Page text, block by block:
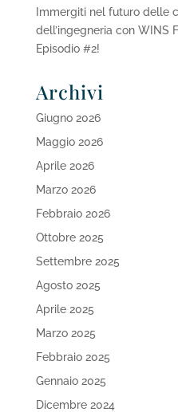
Immergiti nel futuro delle
dell’ingegneria con WINS
Episodio #2!
Archivi
Giugno 2026
Maggio 2026
Aprile 2026
Marzo 2026
Febbraio 2026
Ottobre 2025
Settembre 2025
Agosto 2025
Aprile 2025
Marzo 2025
Febbraio 2025
Gennaio 2025
Dicembre 2024